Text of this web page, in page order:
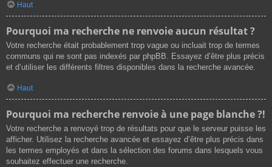
Haut
Pourquoi ma recherche ne renvoie aucun résultat ?
Votre recherche était probablement trop vague ou incluait trop de termes
communs qui ne sont pas indexés par phpBB. Essayez d’être plus précis
et d’utiliser les différents filtres disponibles dans la recherche avancée.
Haut
Pourquoi ma recherche renvoie à une page blanche ?!
Votre recherche a renvoyé trop de résultats pour que le serveur puisse les
afficher. Utilisez la recherche avancée et essayez d’être plus précis dans
les termes employés et dans la sélection des forums dans lesquels vous
souhaitez effectuer une recherche.